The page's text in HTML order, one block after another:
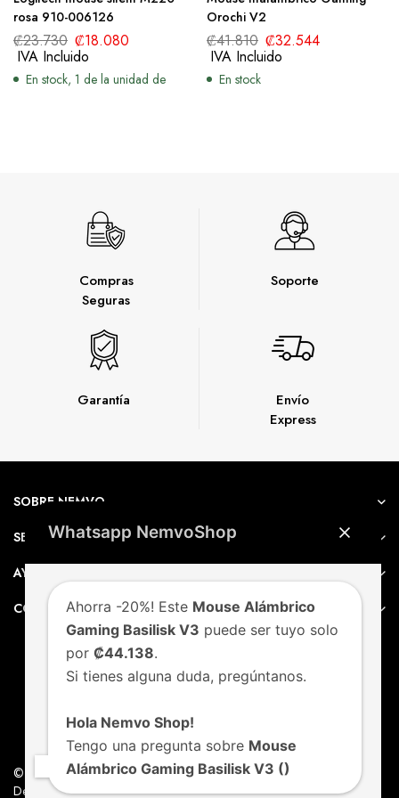
rosa 910-006126
₡23.730 ₡18.080
IVA Incluido
En stock, 1 de la unidad de
Orochi V2
₡41.810 ₡32.544
IVA Incluido
En stock
Garantía
Compras
Seguras
Envío
Express
Soporte
SOBRE NEMVO
SERVICIO AL CLIENTE
AYUDA
CONTACTO
© Nemvo. Todos los derechos Reservados.
Design by Nemvo Agency
Whatsapp NemvoShop
Ahorra -20%! Este Mouse Alámbrico
Gaming Basilisk V3 puede ser tuyo solo
por ₡44.138.
Si tienes alguna duda, pregúntanos.
Hola Nemvo Shop!
Tengo una pregunta sobre Mouse
Alámbrico Gaming Basilisk V3 ()